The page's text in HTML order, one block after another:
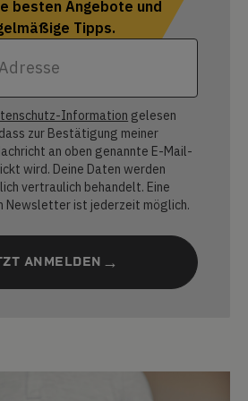
besten Angebote und
Tipps.
Information gelesen
zur Bestätigung meiner
an oben genannte E-Mail-
wird. Deine Daten werden
vertraulich behandelt. Eine
Newsletter ist jederzeit möglich.
ANMELDEN